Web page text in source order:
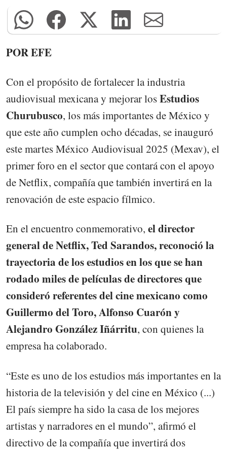
POR EFE
Con el propósito de fortalecer la industria
audiovisual mexicana y mejorar losEstudios
Churubusco, los más importantes de México y
que este año cumplen ocho décadas, se inauguró
este martes México Audiovisual 2025 (Mexav), el
primer foro en el sector que contará con el apoyo
de Netflix, compañía que también invertirá en la
renovación de este espacio fílmico.
En el encuentro conmemorativo, el director
general de Netflix, Ted Sarandos, reconoció la
trayectoria de los estudios en los que se han
rodado miles de películas de directores que
consideró referentes del cine mexicano como
Guillermo del Toro, Alfonso Cuarón y
Alejandro González Iñárritu, con quienes la
empresa ha colaborado.
“Este es uno de los estudios más importantes en la
historia de la televisión y del cine en México (...)
El país siempre ha sido la casa de los mejores
artistas y narradores en el mundo”, afirmó el
directivo de la compañía que invertirá dos